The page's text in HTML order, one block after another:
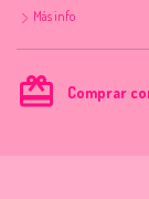
Más info
card_giftcard Comprar